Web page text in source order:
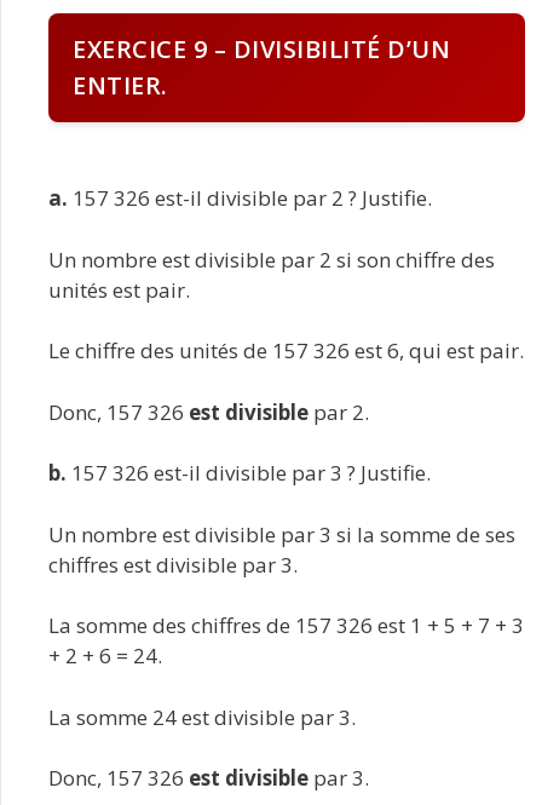
EXERCICE 9 – DIVISIBILITÉ D’UN
ENTIER.
a. 157 326 est-il divisible par 2 ? Justifie.
Un nombre est divisible par 2 si son chiffre des
unités est pair.
Le chiffre des unités de 157 326 est 6, qui est pair.
Donc, 157 326 est divisible par 2.
b. 157 326 est-il divisible par 3 ? Justifie.
Un nombre est divisible par 3 si la somme de ses
chiffres est divisible par 3.
La somme des chiffres de 157 326 est 1 + 5 + 7 + 3
+ 2 + 6 = 24.
La somme 24 est divisible par 3.
Donc, 157 326 est divisible par 3.